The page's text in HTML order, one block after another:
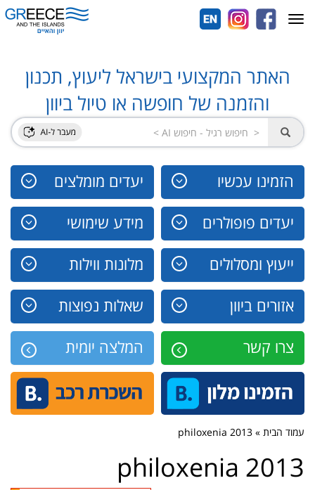
האתר המקצועי בישראל ליעוץ, תכנון
והזמנה של חופשה או טיול ביוון
הזמינו עכשיו יעדים מומלצים
יעדים פופולרים מידע שימושי
ייעוץ ומסלולים מלונות ווילות
אזורים ביוון שאלות נפוצות
צרו קשר המלצה יומית
Toggle
navigation
עמוד הבית » philoxenia 2013
philoxenia 2013